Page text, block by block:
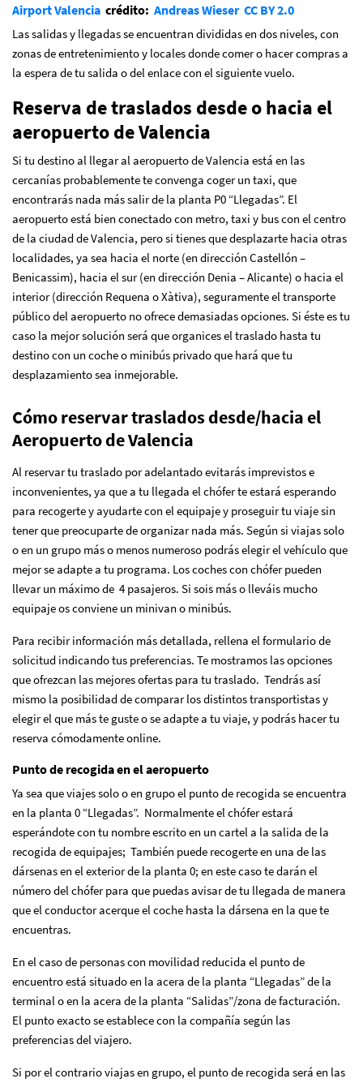
Airport Valencia crédito: Andreas Wieser CC BY 2.0
Las salidas y llegadas se encuentran divididas en dos niveles, con
zonas de entretenimiento y locales donde comer o hacer compras a
la espera de tu salida o del enlace con el siguiente vuelo.
Reserva de traslados desde o hacia el
aeropuerto de Valencia
Si tu destino al llegar al aeropuerto de Valencia está en las
cercanías probablemente te convenga coger un taxi, que
encontrarás nada más salir de la planta P0 “Llegadas”. El
aeropuerto está bien conectado con metro, taxi y bus con el centro
de la ciudad de Valencia, pero si tienes que desplazarte hacia otras
localidades, ya sea hacia el norte (en dirección Castellón –
Benicassim), hacia el sur (en dirección Denia – Alicante) o hacia el
interior (dirección Requena o Xàtiva), seguramente el transporte
público del aeropuerto no ofrece demasiadas opciones. Si éste es tu
caso la mejor solución será que organices el traslado hasta tu
destino con un coche o minibús privado que hará que tu
desplazamiento sea inmejorable.
Cómo reservar traslados desde/hacia el
Aeropuerto de Valencia
Al reservar tu traslado por adelantado evitarás imprevistos e
inconvenientes, ya que a tu llegada el chófer te estará esperando
para recogerte y ayudarte con el equipaje y proseguir tu viaje sin
tener que preocuparte de organizar nada más. Según si viajas solo
o en un grupo más o menos numeroso podrás elegir el vehículo que
mejor se adapte a tu programa. Los coches con chófer pueden
llevar un máximo de 4 pasajeros. Si sois más o lleváis mucho
equipaje os conviene un minivan o minibús.
Para recibir información más detallada, rellena el formulario de
solicitud indicando tus preferencias. Te mostramos las opciones
que ofrezcan las mejores ofertas para tu traslado. Tendrás así
mismo la posibilidad de comparar los distintos transportistas y
elegir el que más te guste o se adapte a tu viaje, y podrás hacer tu
reserva cómodamente online.
Punto de recogida en el aeropuerto
Ya sea que viajes solo o en grupo el punto de recogida se encuentra
en la planta 0 “Llegadas”. Normalmente el chófer estará
esperándote con tu nombre escrito en un cartel a la salida de la
recogida de equipajes; También puede recogerte en una de las
dársenas en el exterior de la planta 0; en este caso te darán el
número del chófer para que puedas avisar de tu llegada de manera
que el conductor acerque el coche hasta la dársena en la que te
encuentras.
En el caso de personas con movilidad reducida el punto de
encuentro está situado en la acera de la planta “Llegadas” de la
terminal o en la acera de la planta “Salidas”/zona de facturación.
El punto exacto se establece con la compañía según las
preferencias del viajero.
Si por el contrario viajas en grupo, el punto de recogida será en las